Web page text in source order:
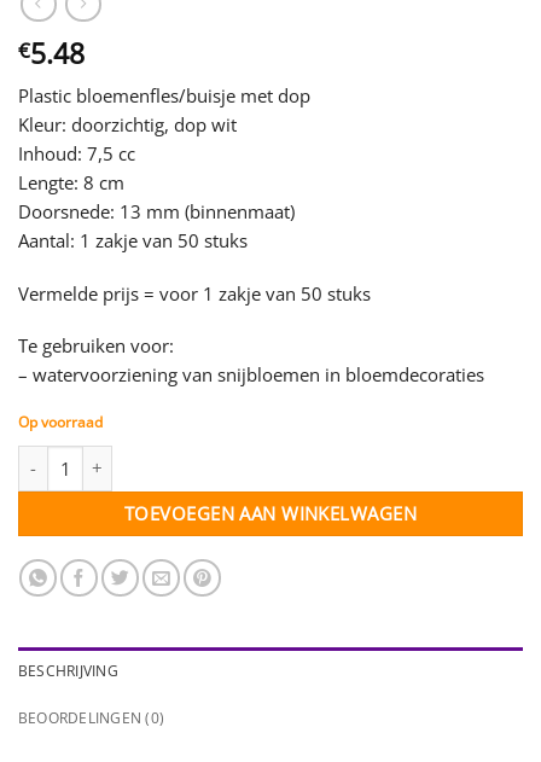
€5.48
Plastic bloemenfles/buisje met dop
Kleur: doorzichtig, dop wit
Inhoud: 7,5 cc
Lengte: 8 cm
Doorsnede: 13 mm (binnenmaat)
Aantal: 1 zakje van 50 stuks
Vermelde prijs = voor 1 zakje van 50 stuks
Te gebruiken voor:
– watervoorziening van snijbloemen in bloemdecoraties
Op voorraad
TOEVOEGEN AAN WINKELWAGEN
BESCHRIJVING
BEOORDELINGEN (0)